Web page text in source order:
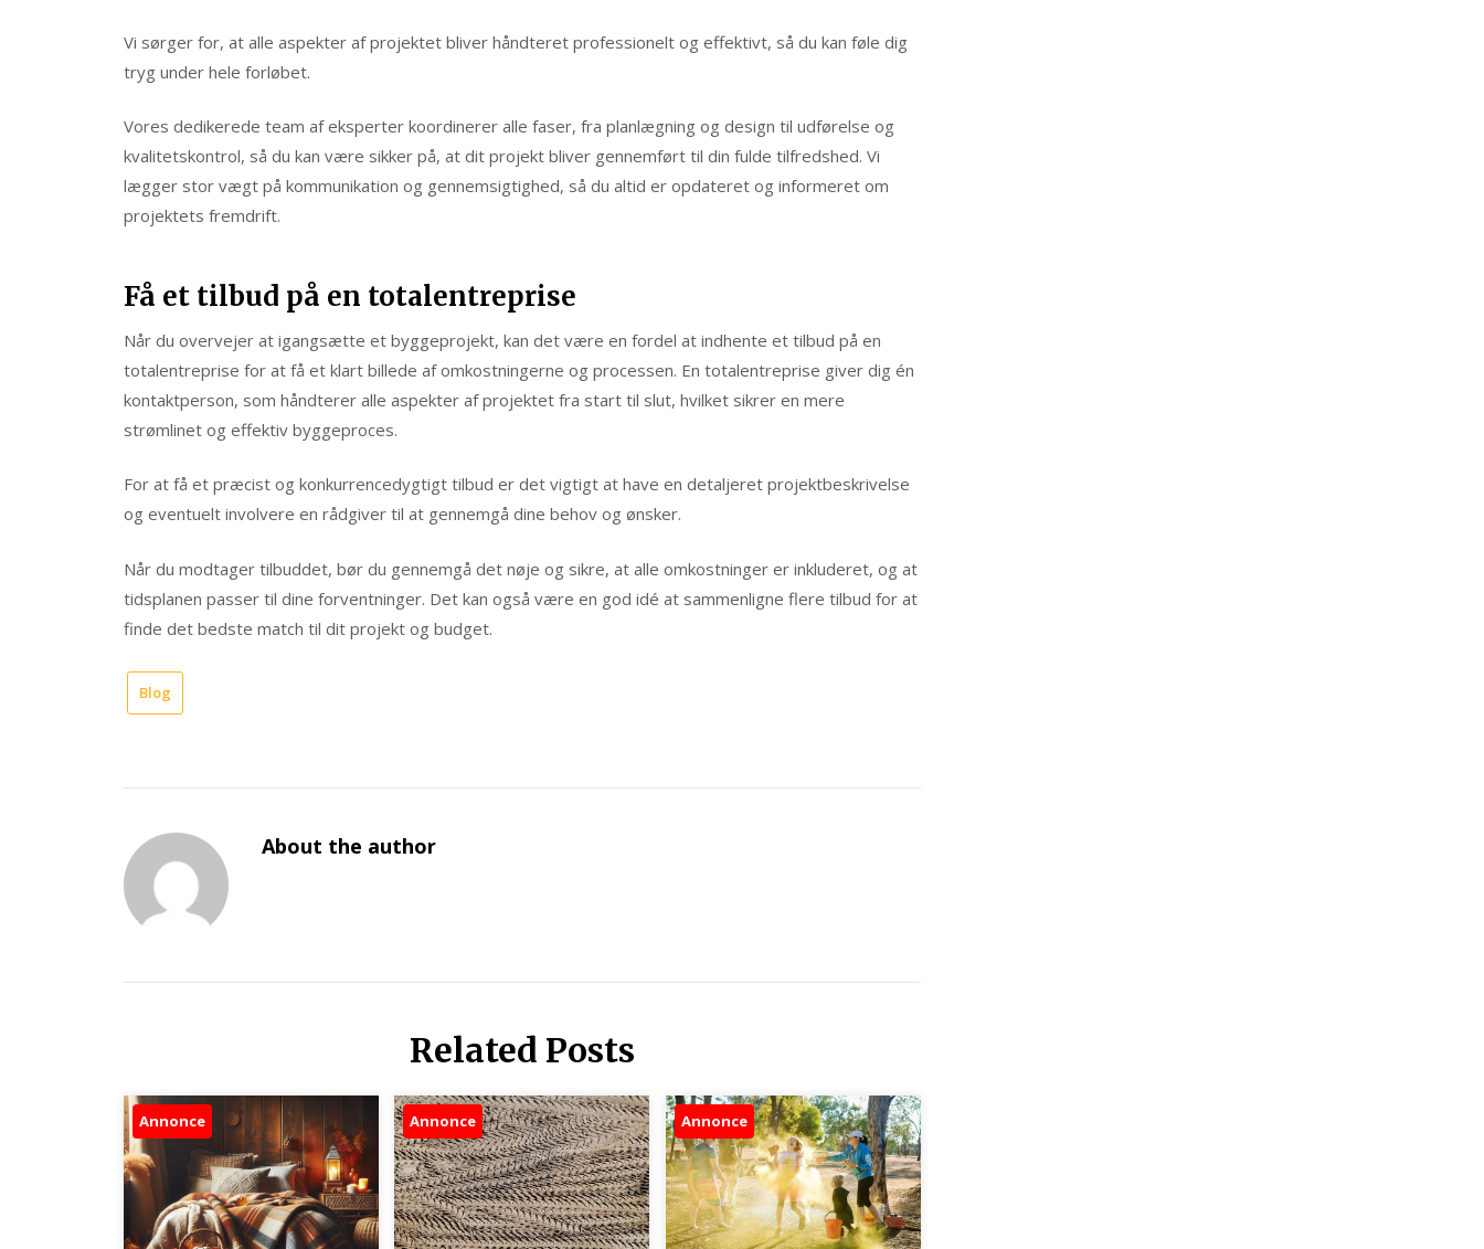
Vi sørger for, at alle aspekter af projektet bliver håndteret professionelt og effektivt, så du kan føle dig
tryg under hele forløbet.
Vores dedikerede team af eksperter koordinerer alle faser, fra planlægning og design til udførelse og
kvalitetskontrol, så du kan være sikker på, at dit projekt bliver gennemført til din fulde tilfredshed. Vi
lægger stor vægt på kommunikation og gennemsigtighed, så du altid er opdateret og informeret om
projektets fremdrift.
Få et tilbud på en totalentreprise
Når du overvejer at igangsætte et byggeprojekt, kan det være en fordel at indhente et tilbud på en
totalentreprise for at få et klart billede af omkostningerne og processen. En totalentreprise giver dig én
kontaktperson, som håndterer alle aspekter af projektet fra start til slut, hvilket sikrer en mere
strømlinet og effektiv byggeproces.
For at få et præcist og konkurrencedygtigt tilbud er det vigtigt at have en detaljeret projektbeskrivelse
og eventuelt involvere en rådgiver til at gennemgå dine behov og ønsker.
Når du modtager tilbuddet, bør du gennemgå det nøje og sikre, at alle omkostninger er inkluderet, og at
tidsplanen passer til dine forventninger. Det kan også være en god idé at sammenligne flere tilbud for at
finde det bedste match til dit projekt og budget.
Blog
About the author
Related Posts
Annonce Annonce Annonce